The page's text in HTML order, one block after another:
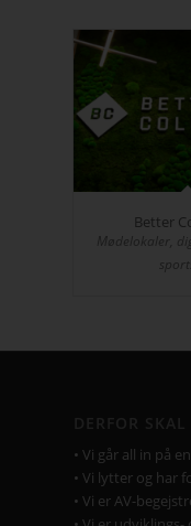
Better
Mødelokaler,
• Vi går all in på
• Vi lytter og har
• Vi er AV-